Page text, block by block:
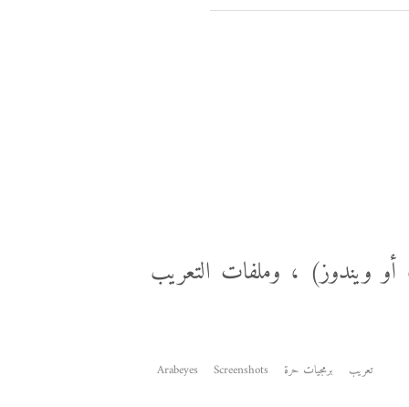
ويندوز) ، وملفات التعريب
Arabeyes Screenshots برمجيات حرة تعريب